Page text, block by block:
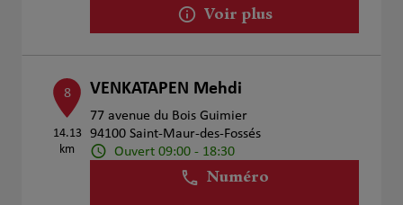
Voir plus
8
14.13
km
VENKATAPEN Mehdi
77 avenue du Bois Guimier
94100 Saint-Maur-des-Fossés
Ouvert 09:00 - 18:30
Numéro